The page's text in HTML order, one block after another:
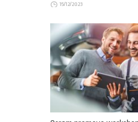
15/12/2023